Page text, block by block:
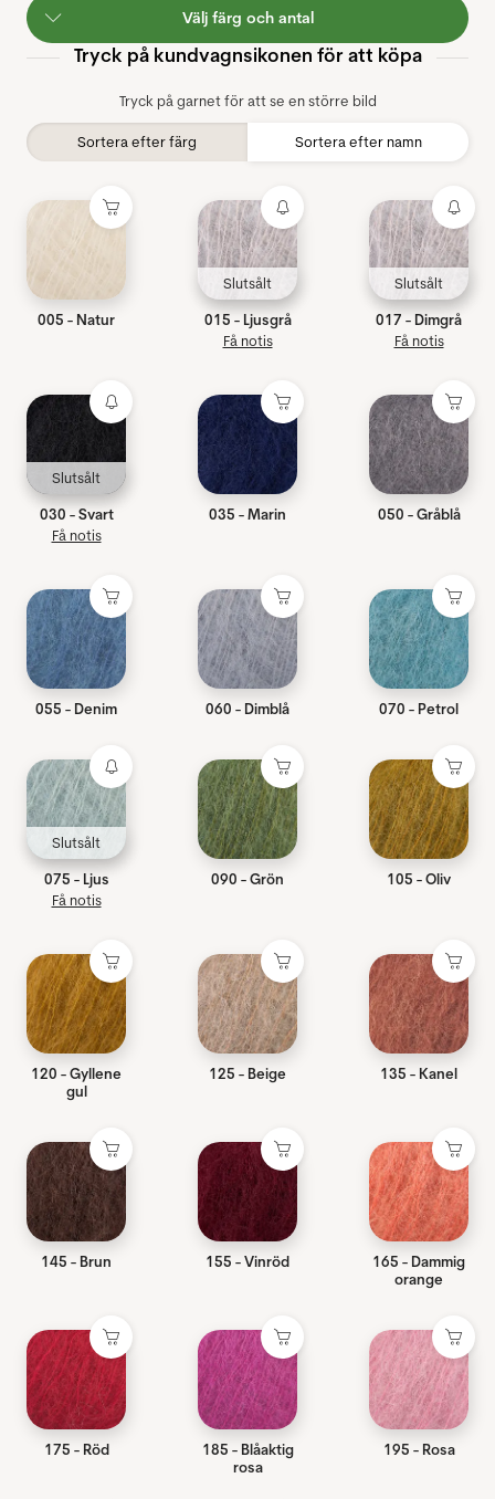
Välj färg och antal
Tryck på kundvagnsikonen för att köpa
Tryck på garnet för att se en större bild
Sortera efter färg Sortera efter namn
005 - Natur
Slutsålt
015 - Ljusgrå
Få notis
Slutsålt
017 - Dimgrå
Få notis
Slutsålt
030 - Svart
Få notis
035 - Marin 050 - Gråblå
055 - Denim 060 - Dimblå 070 - Petrol
Slutsålt
075 - Ljus
Få notis
090 - Grön 105 - Oliv
120 - Gyllene
gul
125 - Beige 135 - Kanel
145 - Brun 155 - Vinröd
165 - Dammig
orange
175 - Röd
185 - Blåaktig
rosa
195 - Rosa